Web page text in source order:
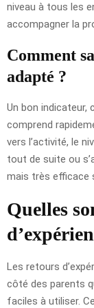
niveau à tous les
accompagner la
Comment
adapté ?
Un bon indicateur,
comprend
vers l’activité, le
tout de suite ou
mais très efficace
Quelles
Les retours
côté des parents
faciles à utiliser.